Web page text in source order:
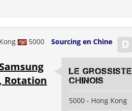
5000 Sourcing en Chine
Rotation
Le grossiste
chinois
5000 - Hong Kong